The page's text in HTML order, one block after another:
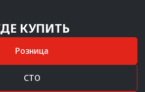
КУПИТЬ
Розница
СТО